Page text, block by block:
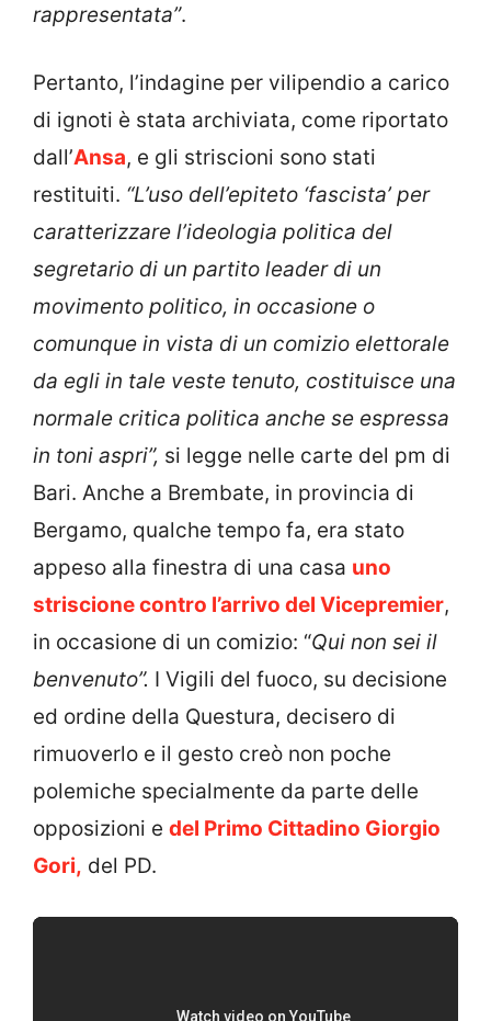
rappresentata”.
Pertanto, l’indagine per vilipendio a carico
di ignoti è stata archiviata, come riportato
dall’Ansa, e gli striscioni sono stati
restituiti. “L’uso dell’epiteto ‘fascista’ per
caratterizzare l’ideologia politica del
segretario di un partito leader di un
movimento politico, in occasione o
comunque in vista di un comizio elettorale
da egli in tale veste tenuto, costituisce una
normale critica politica anche se espressa
in toni aspri”, si legge nelle carte del pm di
Bari. Anche a Brembate, in provincia di
Bergamo, qualche tempo fa, era stato
appeso alla finestra di una casa uno
striscione contro l’arrivo del Vicepremier,
in occasione di un comizio: “Qui non sei il
benvenuto”. I Vigili del fuoco, su decisione
ed ordine della Questura, decisero di
rimuoverlo e il gesto creò non poche
polemiche specialmente da parte delle
opposizioni e del Primo Cittadino Giorgio
Gori, del PD.